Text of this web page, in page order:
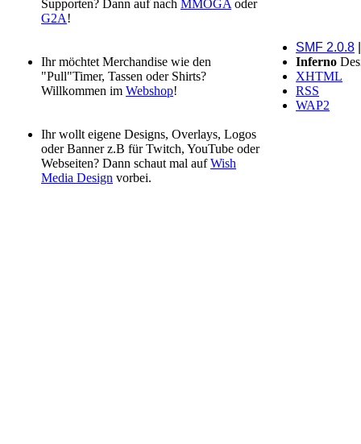
Supporten? Dann auf nach MMOGA oder
G2A!
Ihr möchtet Merchandise wie den
"Pull"Timer, Tassen oder Shirts?
Willkommen im Webshop!
Ihr wollt eigene Designs, Overlays, Logos
oder Banner z.B für Twitch, YouTube oder
Webseiten? Dann schaut mal aufWish
Media Design vorbei.
SMF 2.0.8
Inferno
XHTML
RSS
WAP2